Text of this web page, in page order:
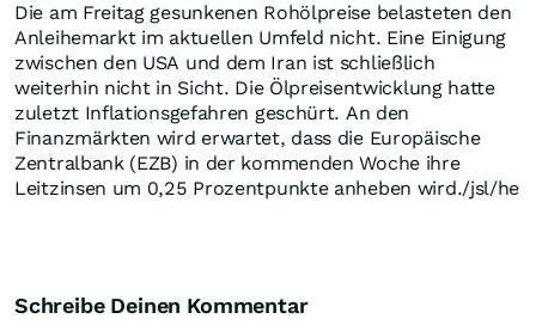
Die am Freitag gesunkenen Rohölpreise belasteten den
Anleihemarkt im aktuellen Umfeld nicht. Eine Einigung
zwischen den USA und dem Iran ist schließlich
weiterhin nicht in Sicht. Die Ölpreisentwicklung hatte
zuletzt Inflationsgefahren geschürt. An den
Finanzmärkten wird erwartet, dass die Europäische
Zentralbank (EZB) in der kommenden Woche ihre
Leitzinsen um 0,25 Prozentpunkte anheben wird./jsl/he
Schreibe Deinen Kommentar